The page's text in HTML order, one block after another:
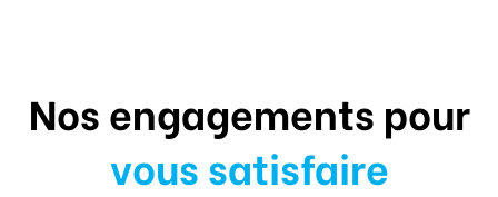
Nos engagements pour
vous satisfaire